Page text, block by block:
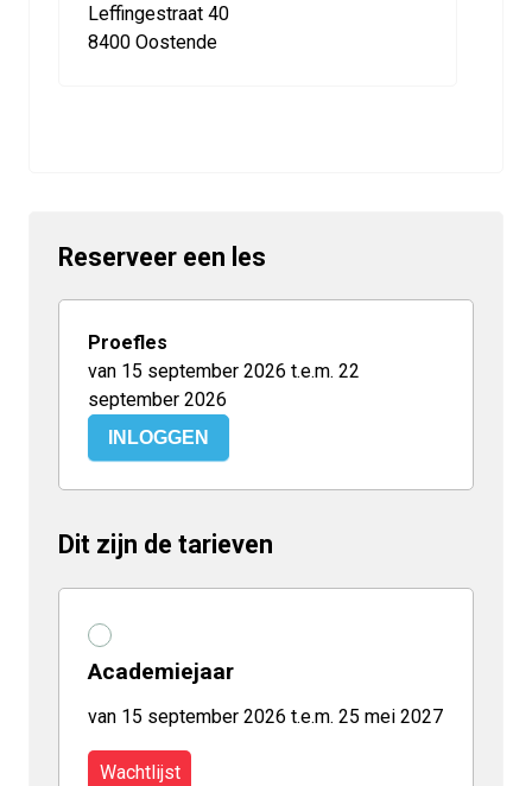
Leffingestraat 40
8400 Oostende
Reserveer een les
Proefles
van 15 september 2026 t.e.m. 22
september 2026
INLOGGEN
Dit zijn de tarieven
Academiejaar
van 15 september 2026 t.e.m. 25 mei 2027
Wachtlijst